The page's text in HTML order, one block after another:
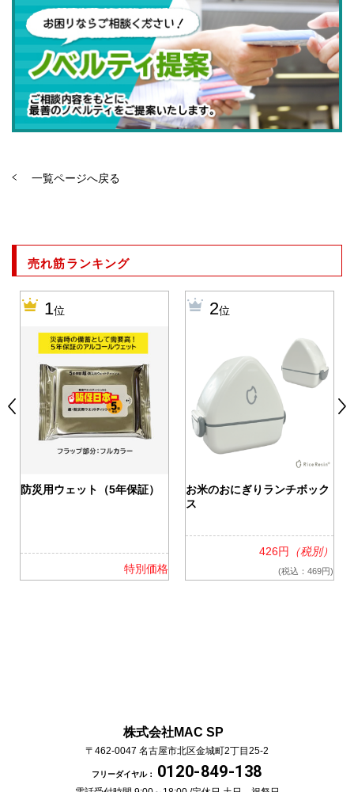
一覧ページへ戻る
売れ筋ランキング
1位
防災用ウェット（5年保証）
特別価格
2位
お米のおにぎりランチボック
ス
426円 （税別）
(税込：469円)
株式会社MAC SP
〒462-0047 名古屋市北区金城町2丁目25-2
フリーダイヤル： 0120-849-138